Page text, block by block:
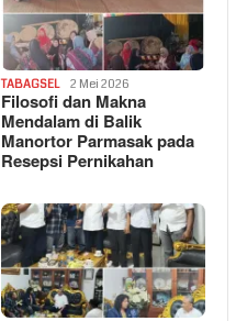
TABAGSEL 2 Mei 2026
Filosofi dan Makna
Mendalam di Balik
Manortor Parmasak pada
Resepsi Pernikahan